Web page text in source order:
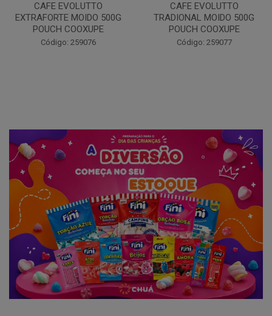
CAFE EVOLUTTO
TRADIONAL MOIDO 500G
POUCH COOXUPE
Código: 259077
CAFE EVOLUTTO PREMIUM
MOIDO 500G COOXUPE
Código: 259094